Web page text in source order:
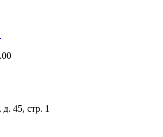
45, стр. 1